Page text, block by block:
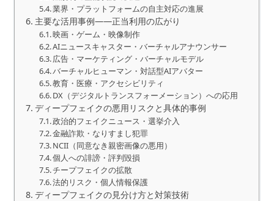
業界・プラットフォームの自主対応の進展
主要な活用事例――正当利用の広がり
映画・ゲーム・映像制作
AIニュースキャスター・バーチャルアナウンサー
広告・マーケティング・バーチャルモデル
バーチャルヒューマン・対話型AIアバター
教育・医療・アクセシビリティ
DX（デジタルトランスフォーメーション）への応用
ディープフェイクの悪用リスクと具体的事例
政治的フェイクニュース・選挙介入
金融詐欺・なりすまし犯罪
NCII（同意なき親密画像の悪用）
個人への誹謗・評判毀損
チープフェイクの拡散
法的リスク・個人情報保護
ディープフェイクの見分け方と対策技術